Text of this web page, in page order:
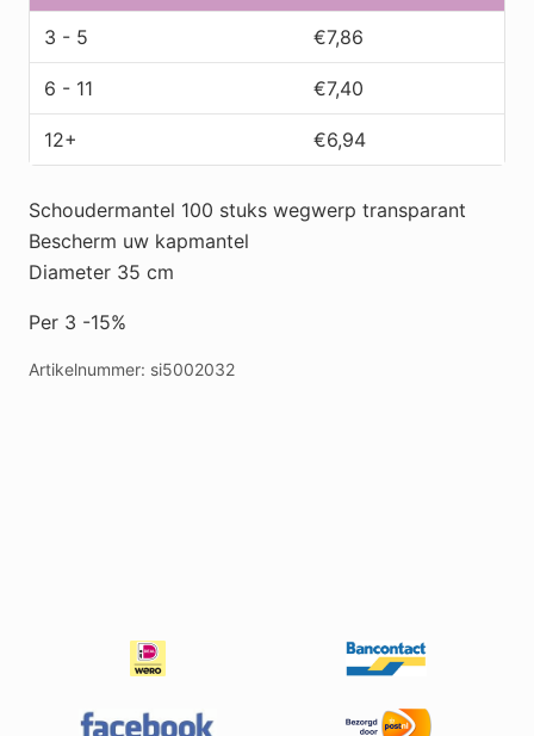
aantal
3 - 5 €7,86
6 - 11 €7,40
12+ €6,94
Schoudermantel 100 stuks wegwerp transparant
Bescherm uw kapmantel
Diameter 35 cm
Per 3 -15%
Artikelnummer: si5002032